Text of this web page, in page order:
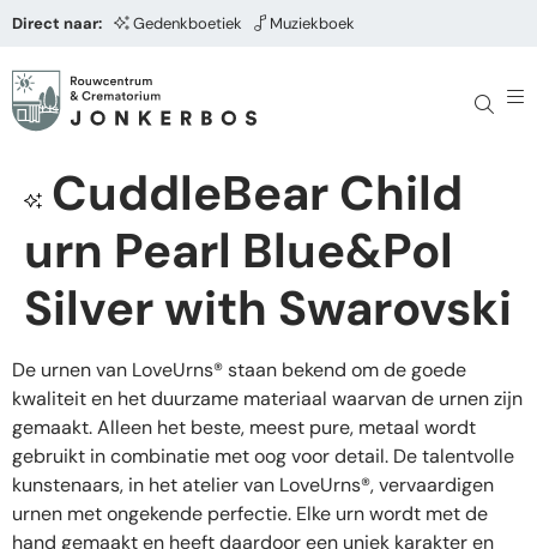
Direct naar: Gedenkboetiek Muziekboek
CuddleBear Child
urn Pearl Blue&Pol
Silver with Swarovski
De urnen van LoveUrns® staan bekend om de goede
kwaliteit en het duurzame materiaal waarvan de urnen zijn
gemaakt. Alleen het beste, meest pure, metaal wordt
gebruikt in combinatie met oog voor detail. De talentvolle
kunstenaars, in het atelier van LoveUrns®, vervaardigen
urnen met ongekende perfectie. Elke urn wordt met de
hand gemaakt en heeft daardoor een uniek karakter en